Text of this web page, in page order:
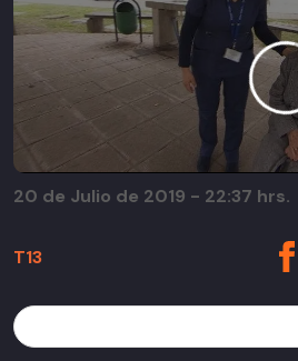
T13
20 de Julio de 2019 - 22:37 hrs.